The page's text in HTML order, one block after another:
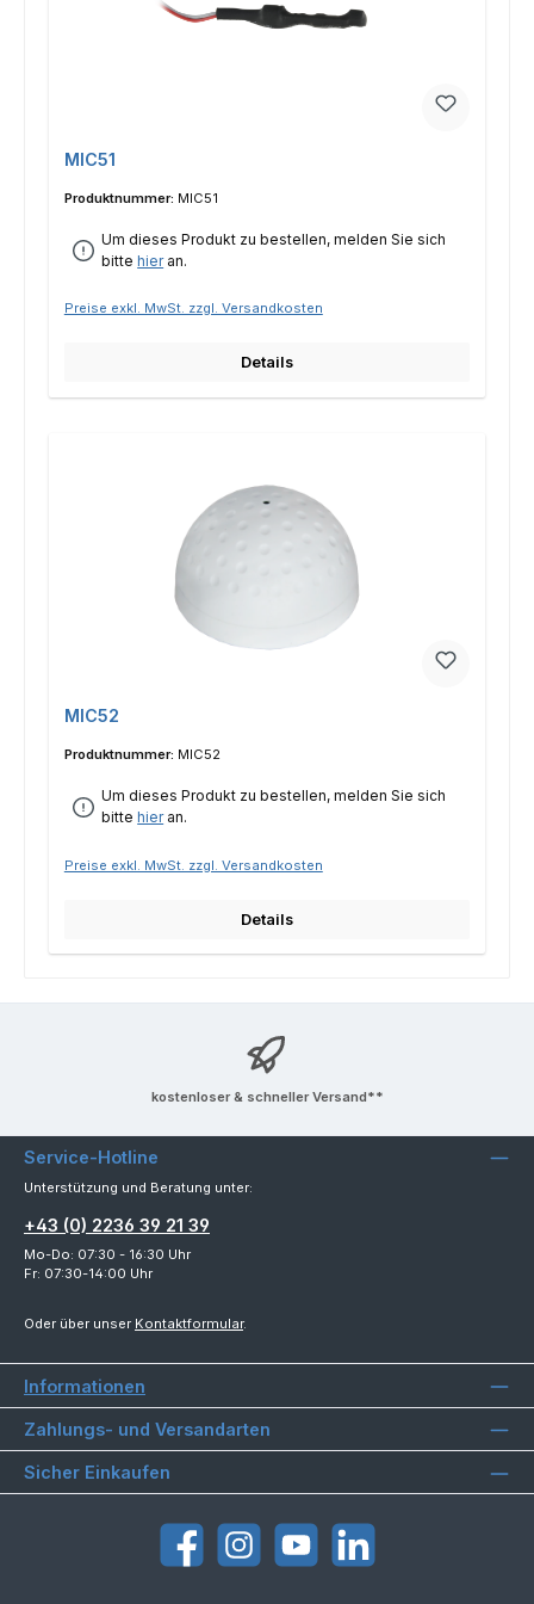
MIC51
Produktnummer: MIC51
Um dieses Produkt zu bestellen, melden Sie sich
bittehieran.
Preise exkl. MwSt. zzgl. Versandkosten
Details
MIC52
Produktnummer: MIC52
Um dieses Produkt zu bestellen, melden Sie sich
bittehieran.
Preise exkl. MwSt. zzgl. Versandkosten
Details
kostenloser & schneller Versand**
Service-Hotline
Unterstützung und Beratung unter:
+43 (0) 2236 39 21 39
Mo-Do: 07:30 - 16:30 Uhr
Fr: 07:30-14:00 Uhr
Oder über unser Kontaktformular.
Informationen
Zahlungs- und Versandarten
Sicher Einkaufen
FacebookInstagramYouTubeLinkedIn